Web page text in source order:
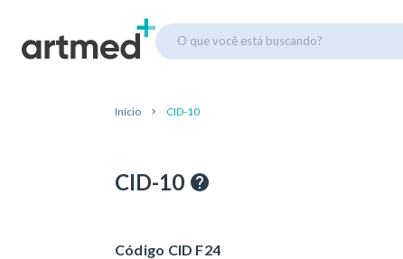
O que você está buscando?
Início CID-10
CID-10
Código CID F24